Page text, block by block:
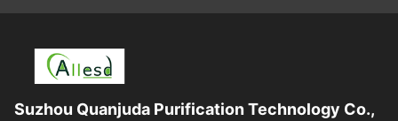
Suzhou Quanjuda Purification Technology Co.,